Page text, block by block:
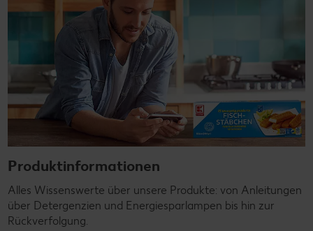
Produktinformationen
Alles Wissenswerte über unsere Produkte: von Anleitungen
über Detergenzien und Energiesparlampen bis hin zur
Rückverfolgung.